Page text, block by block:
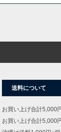
送料について
お買い上げ合計5,000
お買い上げ合計5,000